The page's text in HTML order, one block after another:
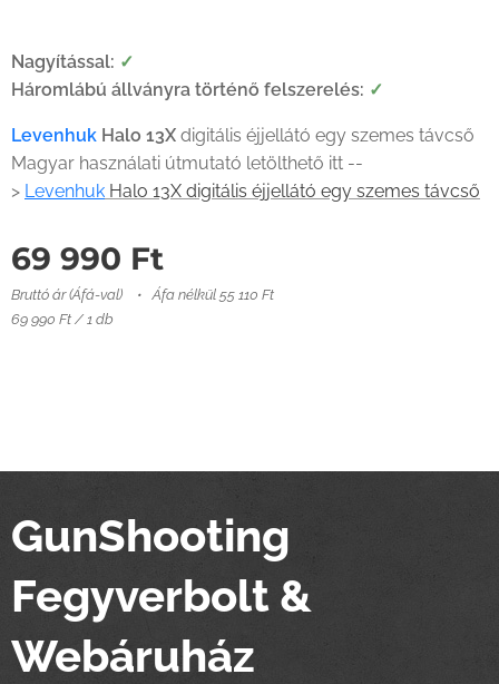
Nagyítással: ✓
Háromlábú állványra történő felszerelés: ✓
Levenhuk Halo 13X digitális éjjellátó egy szemes távcső
Magyar használati útmutató letölthető itt --
> Levenhuk Halo 13X digitális éjjellátó egy szemes távcső
69 990 Ft
Bruttó ár (Áfá-val)
Áfa nélkül 55 110 Ft
69 990 Ft / 1 db
GunShooting
Fegyverbolt &
Webáruház